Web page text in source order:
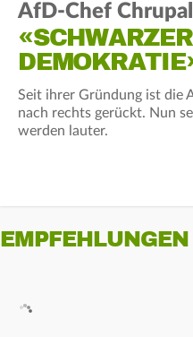
AfD-Chef
Seit ihrer Gründung ist die
nach rechts gerückt. Nun
werden lauter.
EMPFEHLUNGEN